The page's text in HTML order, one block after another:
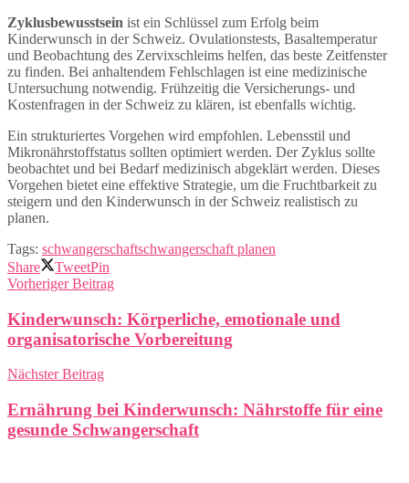
Zyklusbewusstsein ist ein Schlüssel zum Erfolg beim
Kinderwunsch in der Schweiz. Ovulationstests, Basaltemperatur
und Beobachtung des Zervixschleims helfen, das beste Zeitfenster
zu finden. Bei anhaltendem Fehlschlagen ist eine medizinische
Untersuchung notwendig. Frühzeitig die Versicherungs- und
Kostenfragen in der Schweiz zu klären, ist ebenfalls wichtig.
Ein strukturiertes Vorgehen wird empfohlen. Lebensstil und
Mikronährstoffstatus sollten optimiert werden. Der Zyklus sollte
beobachtet und bei Bedarf medizinisch abgeklärt werden. Dieses
Vorgehen bietet eine effektive Strategie, um die Fruchtbarkeit zu
steigern und den Kinderwunsch in der Schweiz realistisch zu
planen.
Tags: schwangerschaftschwangerschaft planen
Share
TweetPin
Vorheriger Beitrag
Kinderwunsch: Körperliche, emotionale und
organisatorische Vorbereitung
Nächster Beitrag
Ernährung bei Kinderwunsch: Nährstoffe für eine
gesunde Schwangerschaft